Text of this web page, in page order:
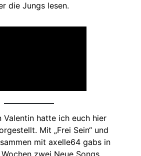
die Jungs lesen.
Valentin hatte ich euch hier
Mit „Frei Sein“ und
mit axelle64 gabs in